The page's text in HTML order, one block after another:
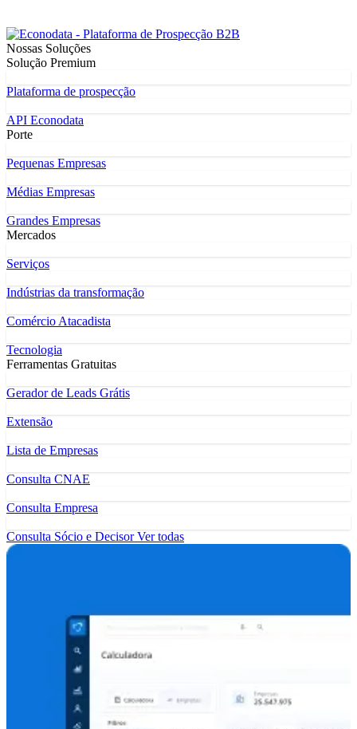
Nossas Soluções
Solução Premium
Plataforma de prospecção
API Econodata
Porte
Pequenas Empresas
Médias Empresas
Grandes Empresas
Mercados
Serviços
Indústrias da transformação
Comércio Atacadista
Tecnologia
Ferramentas Gratuitas
Gerador de Leads Grátis
Extensão
Lista de Empresas
Consulta CNAE
Consulta Empresa
Consulta Sócio e DecisorVer todas